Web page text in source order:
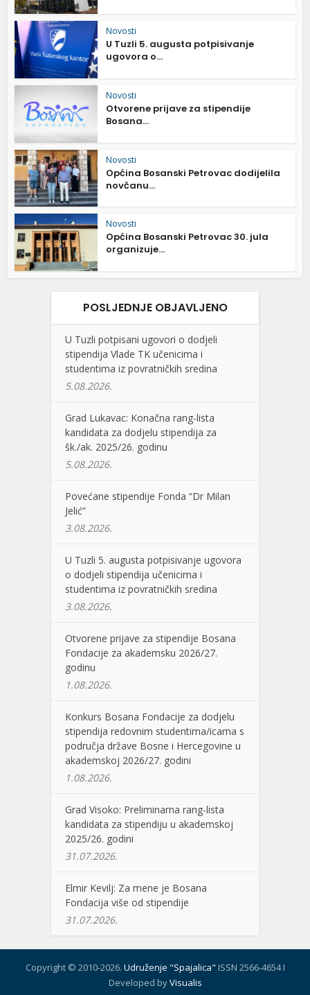
Novosti
U Tuzli 5. augusta potpisivanje
ugovora o...
Novosti
Otvorene prijave za stipendije
Bosana...
Novosti
Općina Bosanski Petrovac dodijelila
novčanu...
Novosti
Općina Bosanski Petrovac 30. jula
organizuje...
POSLJEDNJE OBJAVLJENO
U Tuzli potpisani ugovori o dodjeli
stipendija Vlade TK učenicima i
studentima iz povratničkih sredina
5.08.2026.
Grad Lukavac: Konačna rang-lista
kandidata za dodjelu stipendija za
šk./ak. 2025/26. godinu
5.08.2026.
Povećane stipendije Fonda “Dr Milan
Jelić”
3.08.2026.
U Tuzli 5. augusta potpisivanje ugovora
o dodjeli stipendija učenicima i
studentima iz povratničkih sredina
3.08.2026.
Otvorene prijave za stipendije Bosana
Fondacije za akademsku 2026/27.
godinu
1.08.2026.
Konkurs Bosana Fondacije za dodjelu
stipendija redovnim studentima/icama s
područja države Bosne i Hercegovine u
akademskoj 2026/27. godini
1.08.2026.
Grad Visoko: Preliminarna rang-lista
kandidata za stipendiju u akademskoj
2025/26. godini
31.07.2026.
Elmir Kevilj: Za mene je Bosana
Fondacija više od stipendije
31.07.2026.
Copyright © 2010-2026. Udruženje "Spajalica" ISSN 2566-4654 I
Developed byVisualis